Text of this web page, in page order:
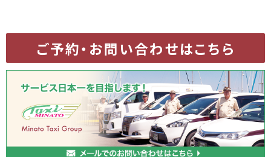
ご予約・お問い合わせはこちら